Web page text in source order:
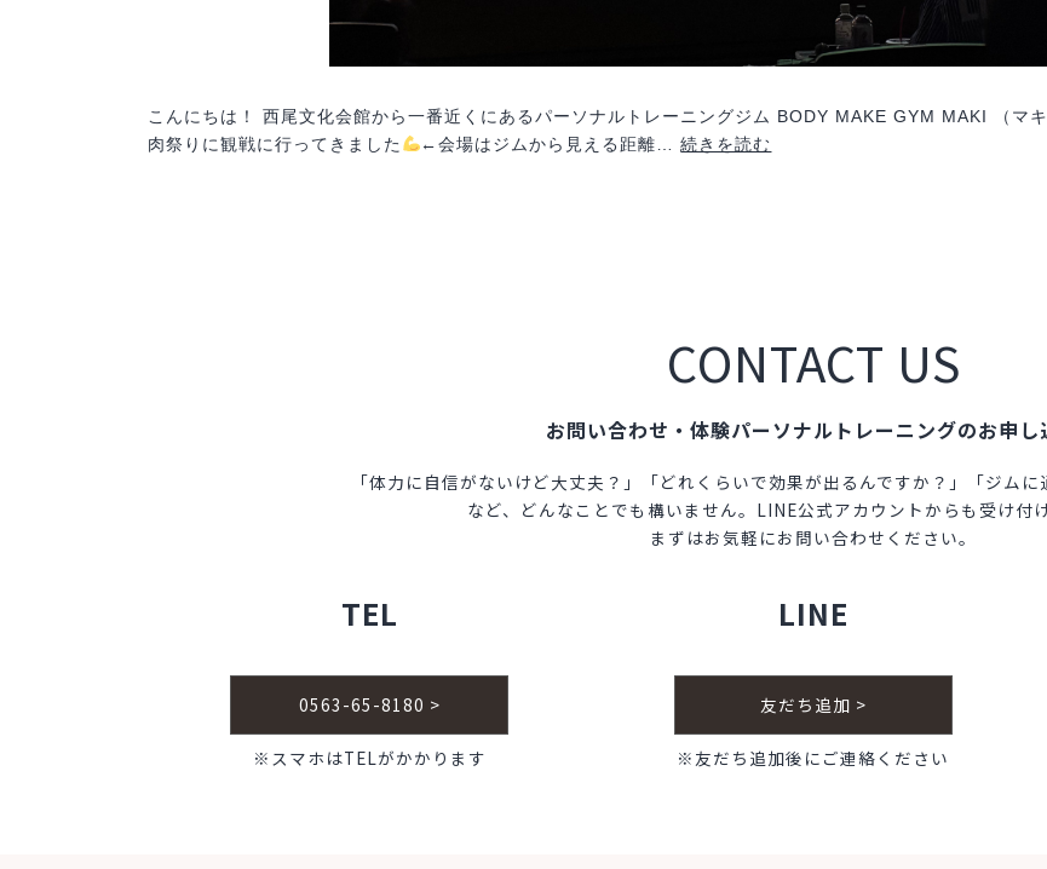
こんにちは！ 西尾文化会館から一番近くにあるパーソナルトレーニングジム BODY MAKE GYM MAKI （マ
肉祭りに観戦に行ってきました
←会場はジムから見える距離…続きを読む
CONTACT US
お問い合わせ・体験パーソナルトレーニングのお申し
「体力に自信がないけど大丈夫？」「どれくらいで効果が出るんですか？」「ジムに
など、どんなことでも構いません。LINE公式アカウントからも受け付
まずはお気軽にお問い合わせください。
TEL
0563-65-8180 >
※スマホはTELがかかります
LINE
友だち追加 >
※友だち追加後にご連絡ください